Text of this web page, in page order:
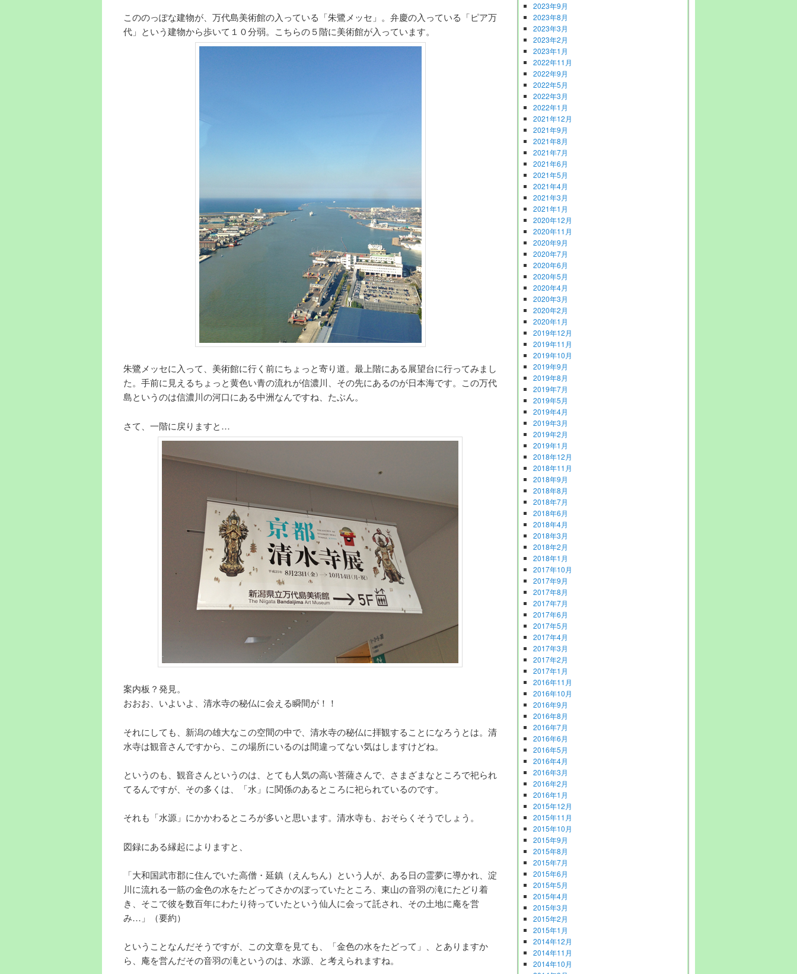
こののっぽな建物が、万代島美術館の入っている「朱鷺メッセ」。弁慶の入っている「ピア万
代」という建物から歩いて１０分弱。こちらの５階に美術館が入っています。
朱鷺メッセに入って、美術館に行く前にちょっと寄り道。最上階にある展望台に行ってみまし
た。手前に見えるちょっと黄色い青の流れが信濃川、その先にあるのが日本海です。この万代
島というのは信濃川の河口にある中洲なんですね、たぶん。
さて、一階に戻りますと…
案内板？発見。
おおお、いよいよ、清水寺の秘仏に会える瞬間が！！
それにしても、新潟の雄大なこの空間の中で、清水寺の秘仏に拝観することになろうとは。清
水寺は観音さんですから、この場所にいるのは間違ってない気はしますけどね。
というのも、観音さんというのは、とても人気の高い菩薩さんで、さまざまなところで祀られ
てるんですが、その多くは、「水」に関係のあるところに祀られているのです。
それも「水源」にかかわるところが多いと思います。清水寺も、おそらくそうでしょう。
図録にある縁起によりますと、
「大和国武市郡に住んでいた高僧・延鎮（えんちん）という人が、ある日の霊夢に導かれ、淀
川に流れる一筋の金色の水をたどってさかのぼっていたところ、東山の音羽の滝にたどり着
き、そこで彼を数百年にわたり待っていたという仙人に会って託され、その土地に庵を営
み…」（要約）
ということなんだそうですが、この文章を見ても、「金色の水をたどって」、とありますか
ら、庵を営んだその音羽の滝というのは、水源、と考えられますね。
2023年9月
2023年8月
2023年3月
2023年2月
2023年1月
2022年11月
2022年9月
2022年5月
2022年3月
2022年1月
2021年12月
2021年9月
2021年8月
2021年7月
2021年6月
2021年5月
2021年4月
2021年3月
2021年1月
2020年12月
2020年11月
2020年9月
2020年7月
2020年6月
2020年5月
2020年4月
2020年3月
2020年2月
2020年1月
2019年12月
2019年11月
2019年10月
2019年9月
2019年8月
2019年7月
2019年5月
2019年4月
2019年3月
2019年2月
2019年1月
2018年12月
2018年11月
2018年9月
2018年8月
2018年7月
2018年6月
2018年4月
2018年3月
2018年2月
2018年1月
2017年10月
2017年9月
2017年8月
2017年7月
2017年6月
2017年5月
2017年4月
2017年3月
2017年2月
2017年1月
2016年11月
2016年10月
2016年9月
2016年8月
2016年7月
2016年6月
2016年5月
2016年4月
2016年3月
2016年2月
2016年1月
2015年12月
2015年11月
2015年10月
2015年9月
2015年8月
2015年7月
2015年6月
2015年5月
2015年4月
2015年3月
2015年2月
2015年1月
2014年12月
2014年11月
2014年10月